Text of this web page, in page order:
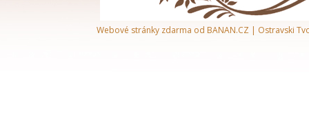
Webové stránky zdarma od BANAN.CZ | Ostravski